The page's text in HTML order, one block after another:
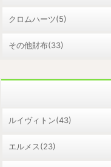
クロムハーツ(5)
その他財布(33)
ルイヴィトン(43)
エルメス(23)